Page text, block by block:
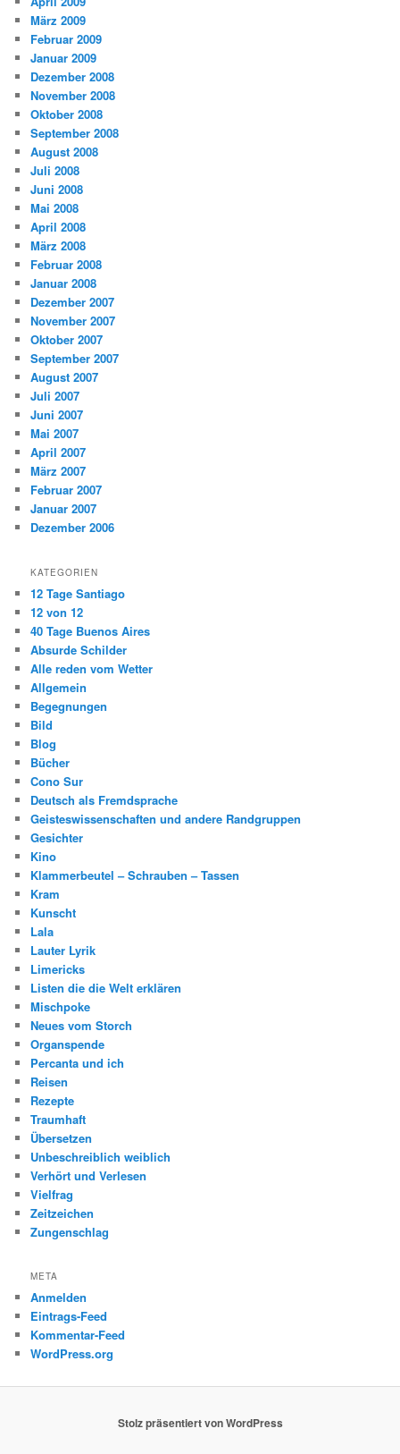
März 2009
Februar 2009
Januar 2009
Dezember 2008
November 2008
Oktober 2008
September 2008
August 2008
Juli 2008
Juni 2008
Mai 2008
April 2008
März 2008
Februar 2008
Januar 2008
Dezember 2007
November 2007
Oktober 2007
September 2007
August 2007
Juli 2007
Juni 2007
Mai 2007
April 2007
März 2007
Februar 2007
Januar 2007
Dezember 2006
KATEGORIEN
12 Tage Santiago
12 von 12
40 Tage Buenos Aires
Absurde Schilder
Alle reden vom Wetter
Allgemein
Begegnungen
Bild
Blog
Bücher
Cono Sur
Deutsch als Fremdsprache
Geisteswissenschaften und andere Randgruppen
Gesichter
Kino
Klammerbeutel – Schrauben – Tassen
Kram
Kunscht
Lala
Lauter Lyrik
Limericks
Listen die die Welt erklären
Mischpoke
Neues vom Storch
Organspende
Percanta und ich
Reisen
Rezepte
Traumhaft
Übersetzen
Unbeschreiblich weiblich
Verhört und Verlesen
Vielfrag
Zeitzeichen
Zungenschlag
META
Anmelden
Eintrags-Feed
Kommentar-Feed
WordPress.org
Stolz präsentiert von WordPress